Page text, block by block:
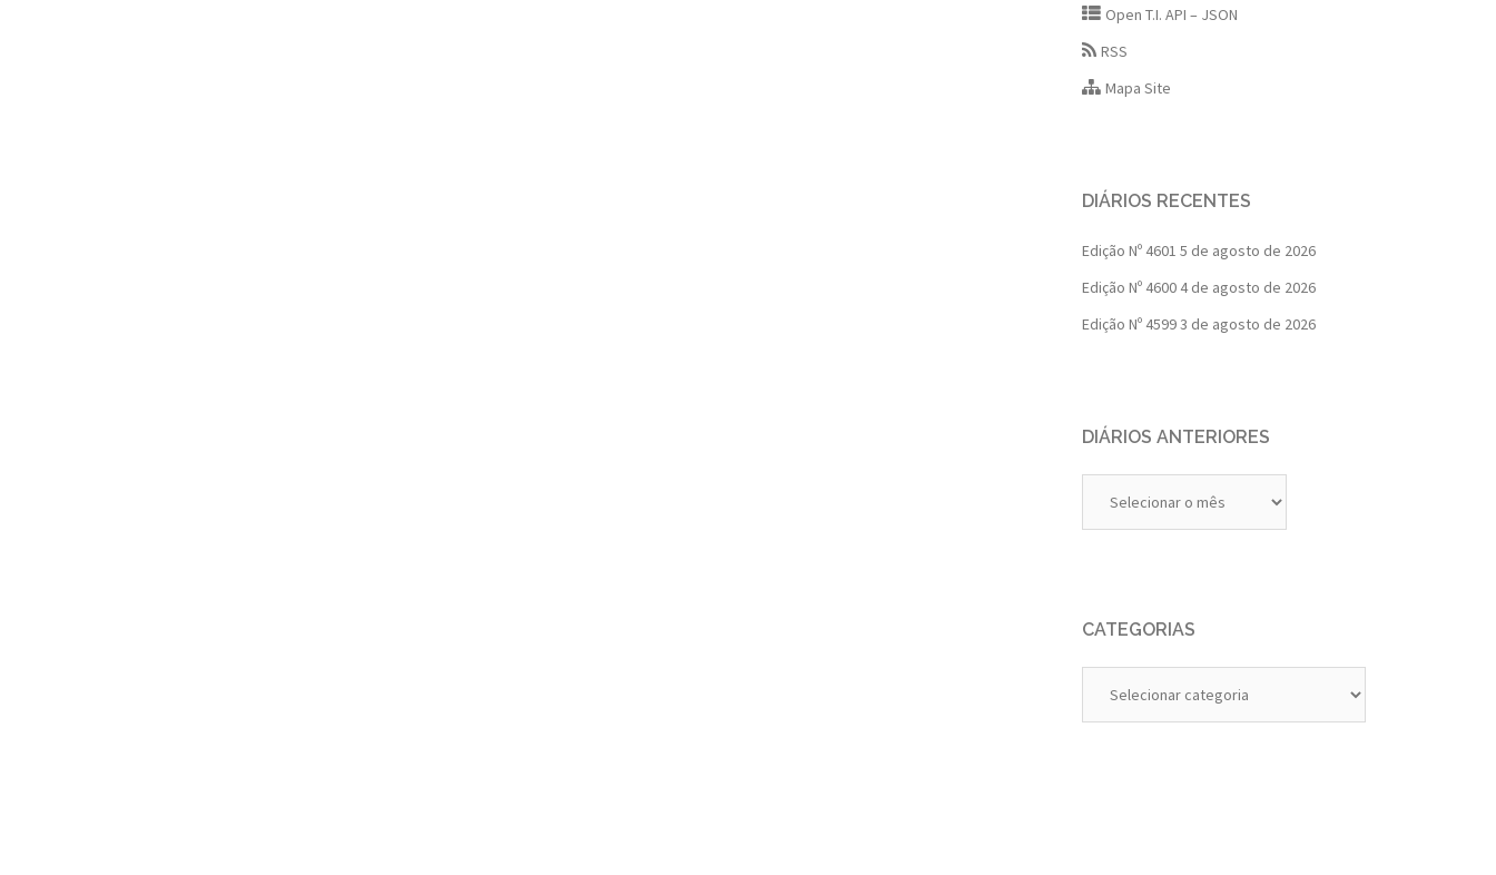
Open T.I. API – JSON
RSS
Mapa Site
DIÁRIOS RECENTES
Edição Nº 4601 5 de agosto de 2026
Edição Nº 4600 4 de agosto de 2026
Edição Nº 45993 de agosto de 2026
DIÁRIOS ANTERIORES
Anteriores
CATEGORIAS